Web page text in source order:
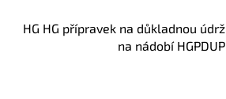
HG HG přípravek na důkladnou
na nádobí